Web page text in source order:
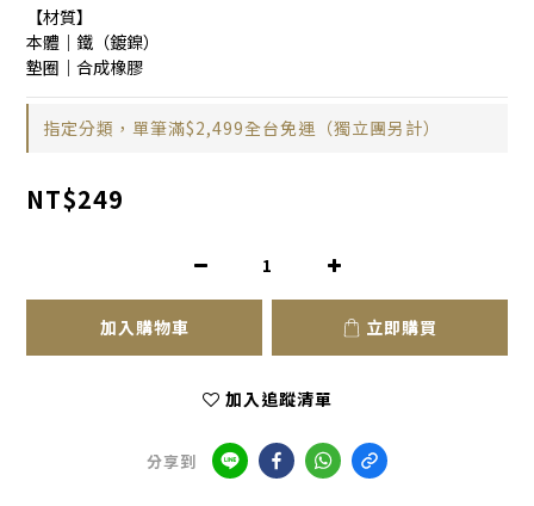
【材質】
本體｜鐵（鍍鎳）
墊圈｜合成橡膠
指定分類，單筆滿$2,499全台免運（獨立團另計）
NT$249
加入購物車 立即購買
加入追蹤清單
分享到